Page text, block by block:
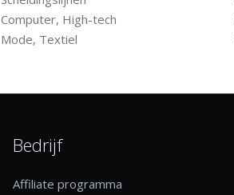
Computer, High-tech
Mode, Textiel
Bedrijf
Affiliate programma